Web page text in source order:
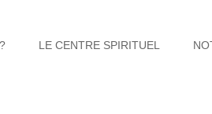
LE CENTRE SPIRITUEL